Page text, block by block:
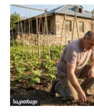
საკითხავი